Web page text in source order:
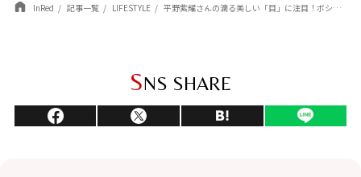
InRed 記事一覧 LIFESTYLE 平野紫耀さんの滴る美しい「目」に注目！ボシュロムの新CMが公開
SNS SHARE